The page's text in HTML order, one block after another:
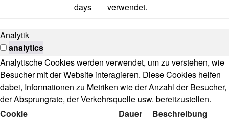
days
verwendet.
Analytik
analytics
Analytische Cookies werden verwendet, um zu verstehen, wie
Besucher mit der Website interagieren. Diese Cookies helfen
dabei, Informationen zu Metriken wie der Anzahl der Besucher,
der Absprungrate, der Verkehrsquelle usw. bereitzustellen.
Cookie
Dauer Beschreibung